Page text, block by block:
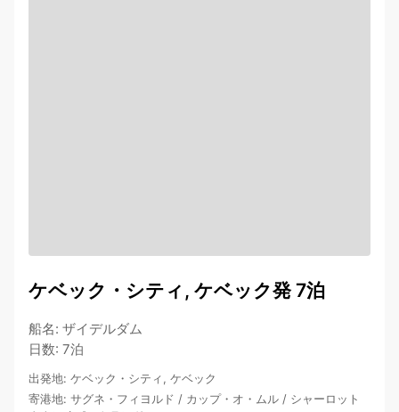
ケベック・シティ, ケベック発 7泊
船名: ザイデルダム
日数: 7泊
出発地: ケベック・シティ, ケベック
寄港地: サグネ・フィヨルド / カップ・オ・ムル / シャーロット